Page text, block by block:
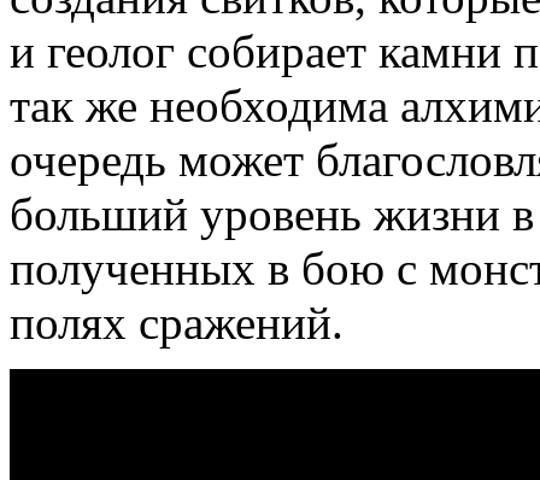
и геолог собирает камни
так же необходима
очередь может
больший уровень жизни
полученных в бою с
полях сражений.